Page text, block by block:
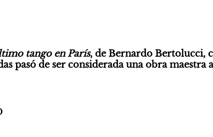
tango en París, de Bernardo Bertolucci,
pasó de ser considerada una obra maestra